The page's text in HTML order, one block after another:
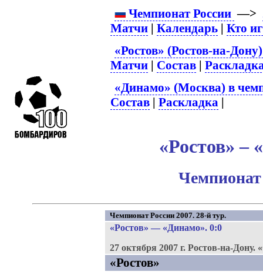
Чемпионат России —>
Матчи |Календарь |Кто
«Ростов» (Ростов-на-
Матчи | Состав |
«Динамо» (Москва) в
Состав |Раскладка |
«Ростов» –
Чемпионат
Чемпионат России 2007. 28-й тур.
«Ростов» — «Динамо». 0:0
27 октября 2007 г. Ростов-на-Дону.
«Ростов»